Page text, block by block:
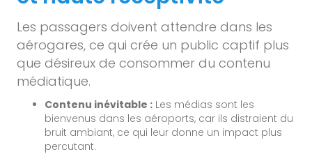
Les passagers doivent attendre dans les
aérogares, ce qui crée un public captif plus
que désireux de consommer du contenu
médiatique.
Contenu inévitable : Les médias sont les
bienvenus dans les aéroports, car ils distraient du
bruit ambiant, ce qui leur donne un impact plus
percutant.